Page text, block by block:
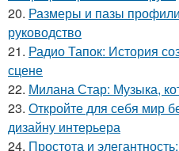
20. Размеры и пазы
руководство
21. Радио Тапок: История
сцене
22. Милана Стар: Музыка,
23. Откройте для себя мир
дизайну интерьера
24. Простота и